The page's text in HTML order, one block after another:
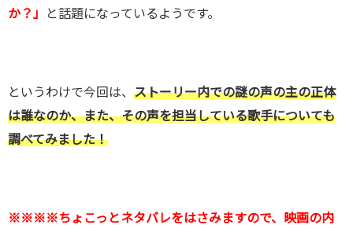
か？」
と話題になっているようです。
というわけで今回は、 ストーリー内での謎の声の主の正体
は誰なのか、また、その声を担当している歌手についても
調べてみました！
※※※※ちょこっとネタバレをはさみますので、映画の内